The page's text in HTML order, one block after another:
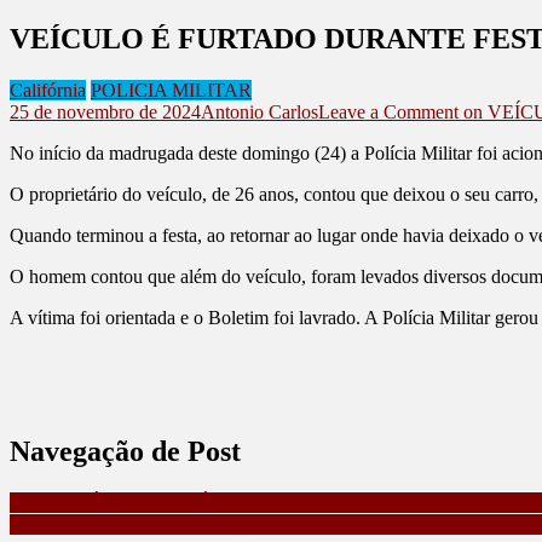
VEÍCULO É FURTADO DURANTE
Califórnia POLICIA MILITAR
25 de novembro de 2024Antonio CarlosLeave a Comment on
No início da madrugada deste domingo (24) a Polícia Militar foi
O proprietário do veículo, de 26 anos, contou que deixou o seu
Quando terminou a festa, ao retornar ao lugar onde havia deixado o
O homem contou que além do veículo, foram levados diversos
A vítima foi orientada e o Boletim foi lavrado. A Polícia Militar
Navegação de Post